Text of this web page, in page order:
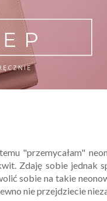
"przemycałam"
Zdaję sobie jednak
sobie na takie
nie przejdziecie